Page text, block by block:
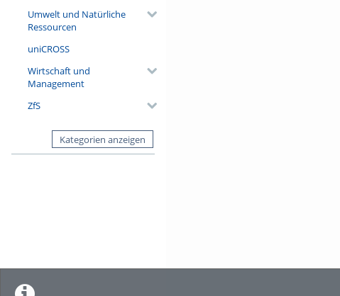
Umwelt und Natürliche
Ressourcen
uniCROSS
Wirtschaft und
Management
ZfS
Kategorien anzeigen